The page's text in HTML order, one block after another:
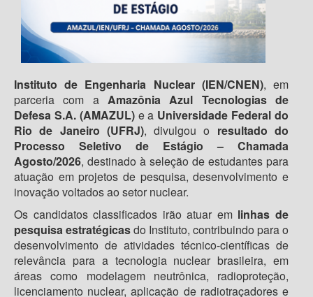
Instituto de Engenharia Nuclear (IEN/CNEN), em
parceria com a Amazônia Azul Tecnologias de
Defesa S.A. (AMAZUL)e a Universidade Federal do
Rio de Janeiro (UFRJ), divulgou o resultado do
Processo Seletivo de Estágio – Chamada
Agosto/2026, destinado à seleção de estudantes para
atuação em projetos de pesquisa, desenvolvimento e
inovação voltados ao setor nuclear.
Os candidatos classificados irão atuar em linhas de
pesquisa estratégicasdo Instituto, contribuindo para o
desenvolvimento de atividades técnico-científicas de
relevância para a tecnologia nuclear brasileira, em
áreas como modelagem neutrônica, radioproteção,
licenciamento nuclear, aplicação de radiotraçadores e